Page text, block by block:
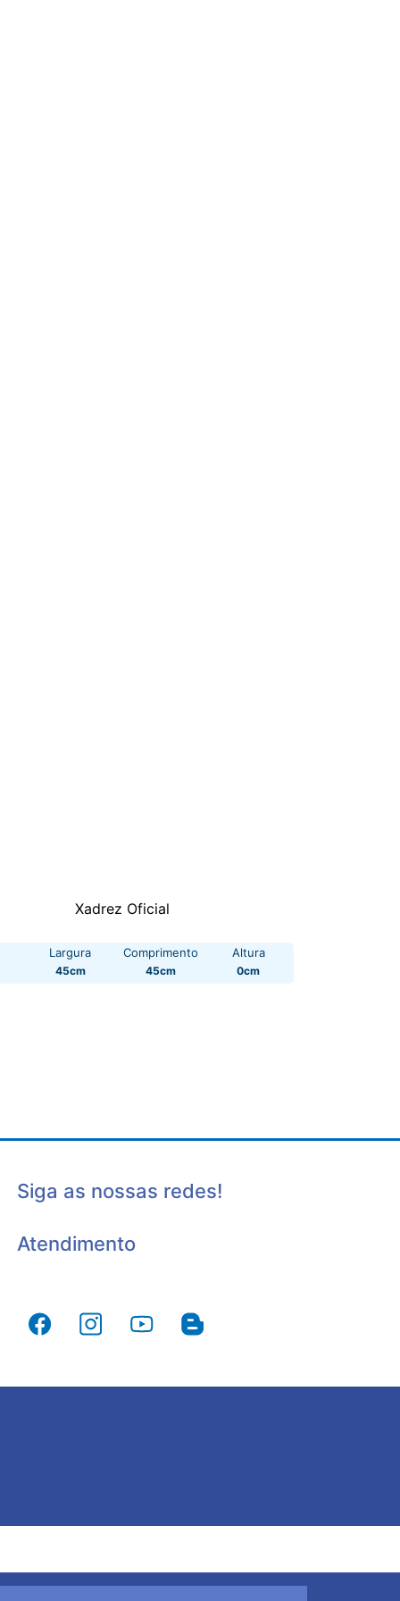
Xadrez Oficial
Largura
45cm
Comprimento
45cm
Altura
0cm
Siga as nossas redes!
Atendimento